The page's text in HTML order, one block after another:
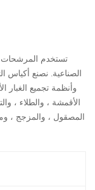
تستخدم المرشحات
الصناعية. نصنع أكياس
وأنظمة تجميع
الأقمشة ، والطلاء ،